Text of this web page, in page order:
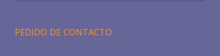
PEDIDO DE CONTACTO